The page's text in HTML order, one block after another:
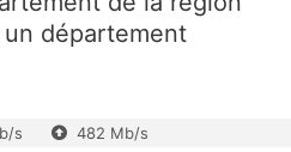
un département
s 482 Mb/s